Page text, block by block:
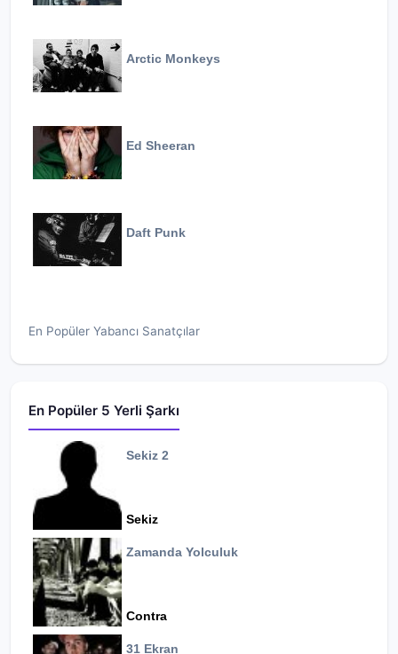
Arctic Monkeys
Ed Sheeran
Daft Punk
En Popüler Yabancı Sanatçılar
En Popüler 5 Yerli Şarkı
Sekiz 2
Sekiz
Zamanda Yolculuk
Contra
31 Ekran